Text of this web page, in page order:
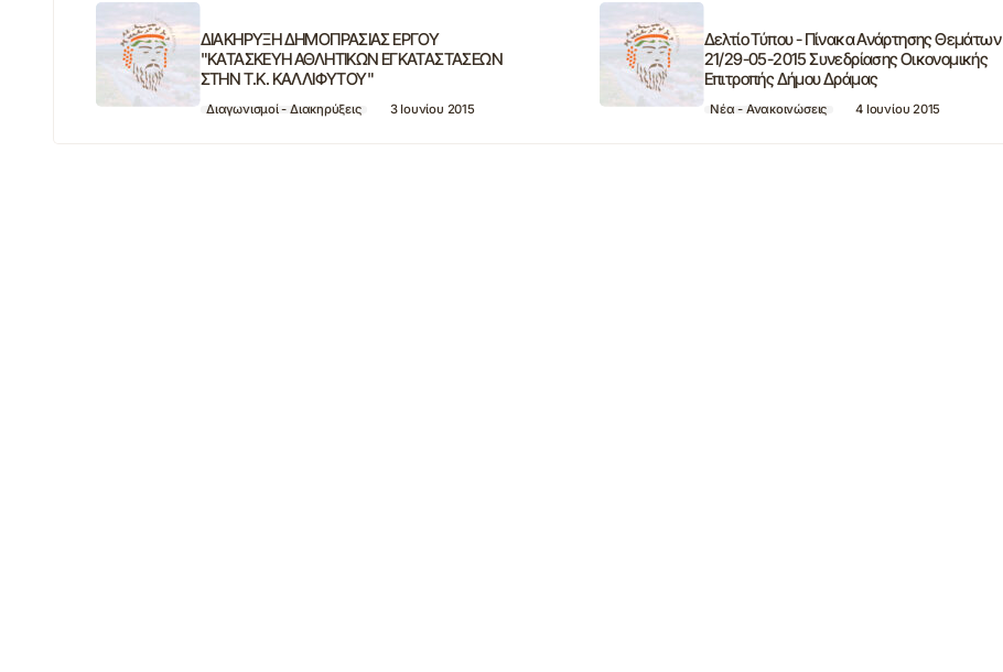
ΔΙΑΚΗΡΥΞΗ ΔΗΜΟΠΡΑΣΙΑΣ ΕΡΓΟΥ
"ΚΑΤΑΣΚΕΥΗ ΑΘΛΗΤΙΚΩΝ ΕΓΚΑΤΑΣΤΑΣΕΩΝ
ΣΤΗΝ Τ.Κ. ΚΑΛΛΙΦΥΤΟΥ"
Διαγωνισμοί - Διακηρύξεις 3 Ιουνίου 2015
Δελτίο Τύπου - Πίνακα Ανάρτησης Θεμάτων
21/29-05-2015 Συνεδρίασης Οικονομικής
Επιτροπής Δήμου Δράμας
Νέα - Ανακοινώσεις 4 Ιουνίου 2015